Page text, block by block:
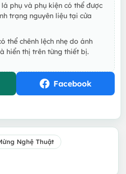
phụ và phụ kiện có thể được
trạng nguyên liệu tại cửa
thể chênh lệch nhẹ do ánh
hiển thị trên từng thiết bị.
Facebook
Nghệ Thuật